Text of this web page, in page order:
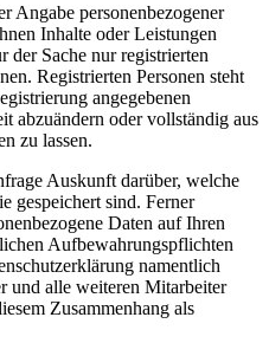
Angabe personenbezogener
Inhalte oder Leistungen
der Sache nur registrierten
Registrierten Personen steht
angegebenen
abzuändern oder vollständig aus
zu lassen.
Auskunft darüber, welche
gespeichert sind. Ferner
Daten auf Ihren
Aufbewahrungspflichten
namentlich
und alle weiteren Mitarbeiter
Zusammenhang als